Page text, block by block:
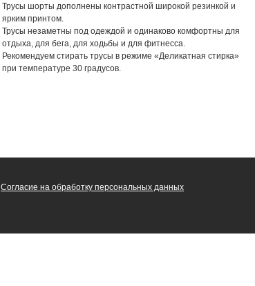
Трусы шорты дополнены контрастной широкой резинкой и
ярким принтом.
Трусы незаметны под одеждой и одинаково комфортны для
отдыха, для бега, для ходьбы и для фитнесса.
Рекомендуем стирать трусы в режиме «Деликатная стирка»
при температуре 30 градусов.
Согласие на обработку персональных данных